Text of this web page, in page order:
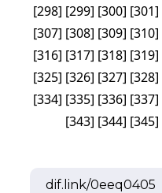
[298] [299] [300] [301]
[307] [308] [309] [310]
[316] [317] [318] [319]
[325] [326] [327] [328]
[334] [335] [336] [337]
[343] [344] [345]
dif.link/0eeq0405